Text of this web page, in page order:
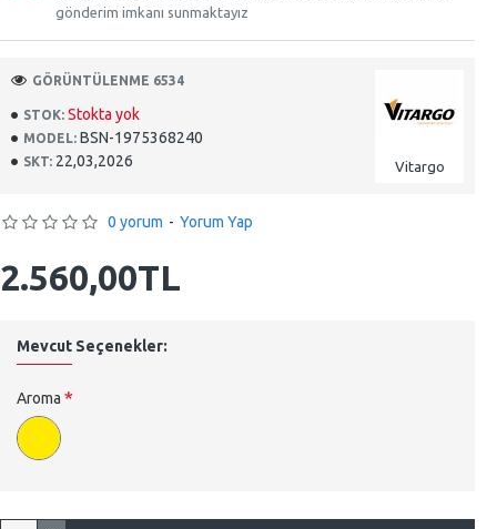
gönderim imkanı sunmaktayız
STOK: Stokta yok
MODEL: BSN-1975368240
SKT: 22,03,2026 Vitargo
GÖRÜNTÜLENME 6534
0 yorum - Yorum Yap
2.560,00TL
Mevcut Seçenekler:
Aroma